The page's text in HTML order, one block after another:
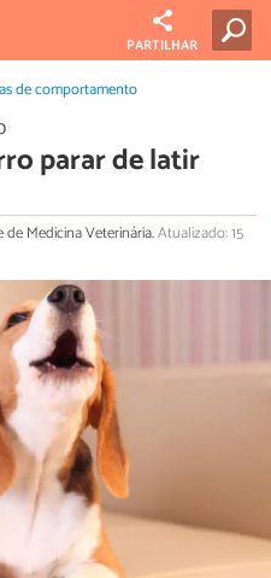
PARTILHAR
de comportamento
parar de latir
de Medicina Veterinária.Atualizado: 15